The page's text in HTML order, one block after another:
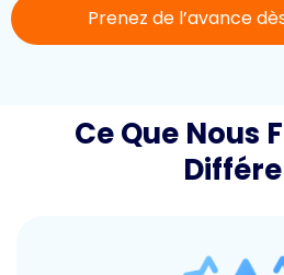
internet.Prenez de l’avance
Ce Que Nous